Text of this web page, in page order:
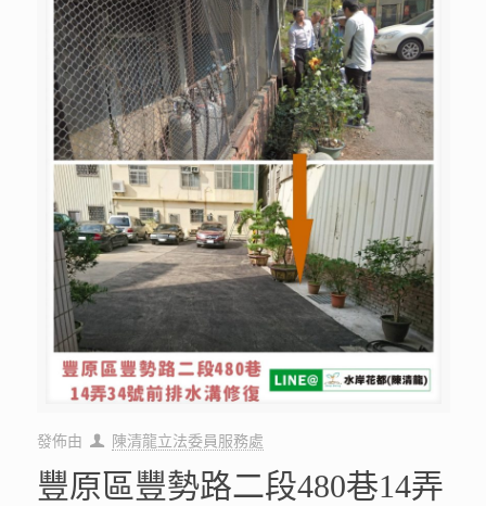
發佈由 陳清龍立法委員服務處
豐原區豐勢路二段480巷14弄